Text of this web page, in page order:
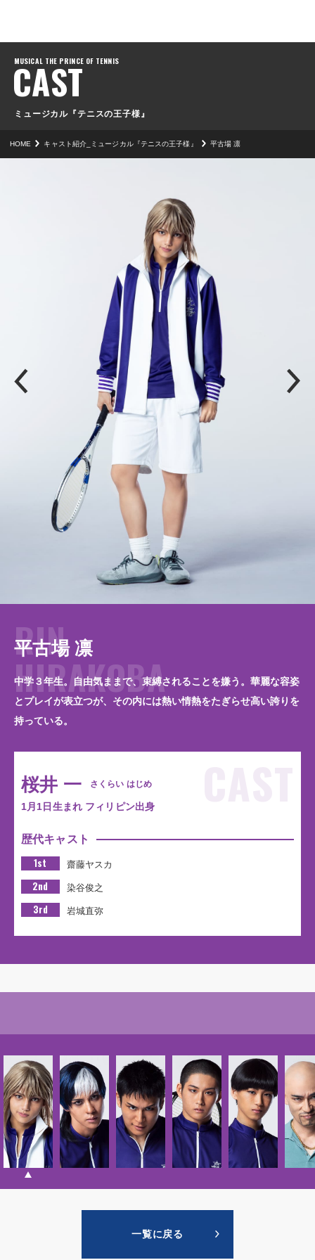
CAST
ミュージカル『テニスの王子様』
HOME キャスト紹介_ミュージカル『テニスの王子様』 平古場 凛
平古場 凛
RIN
HIRAKOBA
中学３年生。自由気ままで、束縛されることを嫌う。華麗な容姿
とプレイが表立つが、その内には熱い情熱をたぎらせ高い誇りを
持っている。
桜井 一 さくらい はじめ
1月1日生まれ フィリピン出身
歴代キャスト
1st 齋藤ヤスカ
2nd 染谷俊之
3rd 岩城直弥
一覧に戻る